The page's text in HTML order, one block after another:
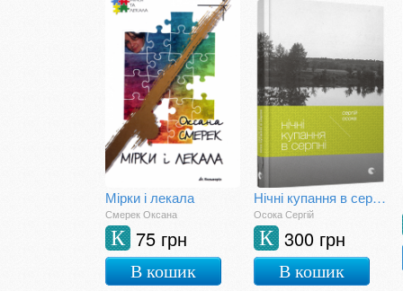
Мірки і лекала
Смерек Оксана
75 грн
К
В кошик
Нічні купання в серпні
Осока Сергій
300 грн
К
В кошик